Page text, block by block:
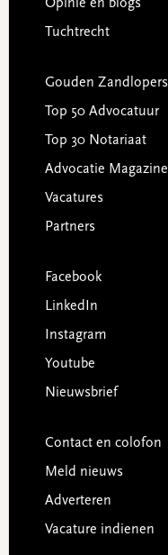
Opinie en blogs
Tuchtrecht
Gouden Zandlopers
Top 50 Advocatuur
Top 30 Notariaat
Advocatie Magazine
Vacatures
Partners
Facebook
LinkedIn
Instagram
Youtube
Nieuwsbrief
Contact en colofon
Meld nieuws
Adverteren
Vacature indienen